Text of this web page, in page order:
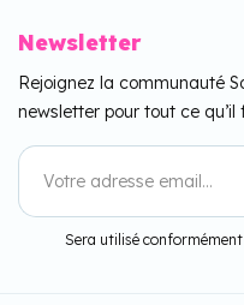
Newsletter
Rejoignez la communauté
newsletter pour tout ce
Sera utilisé